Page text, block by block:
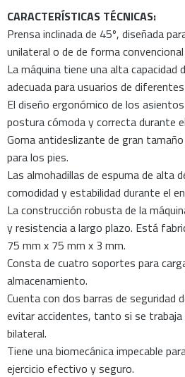
CARACTERÍSTICAS TÉCNICAS:
Prensa inclinada de 45º, diseñada
unilateral o de de forma
La máquina tiene una alta capacidad
adecuada para usuarios de
El diseño ergonómico de los
postura cómoda y correcta durante
Goma antideslizante de gran
para los pies.
Las almohadillas de espuma de alta
comodidad y estabilidad durante el
La construcción robusta de la
y resistencia a largo plazo. Está
75 mm x 75 mm x 3 mm.
Consta de cuatro soportes para
almacenamiento.
Cuenta con dos barras de seguridad
evitar accidentes, tanto si se
bilateral.
Tiene una biomecánica impecable
ejercicio efectivo y seguro.